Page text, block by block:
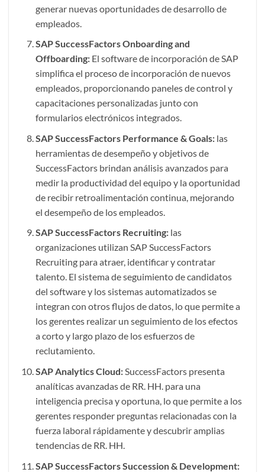
generar nuevas oportunidades de desarrollo de
empleados.
SAP SuccessFactors Onboarding and
Offboarding:El software de incorporación de SAP
simplifica el proceso de incorporación de nuevos
empleados, proporcionando paneles de control y
capacitaciones personalizadas junto con
formularios electrónicos integrados.
SAP SuccessFactors Performance & Goals:las
herramientas de desempeño y objetivos de
SuccessFactors brindan análisis avanzados para
medir la productividad del equipo y la oportunidad
de recibir retroalimentación continua, mejorando
el desempeño de los empleados.
SAP SuccessFactors Recruiting:las
organizaciones utilizan SAP SuccessFactors
Recruiting para atraer, identificar y contratar
talento. El sistema de seguimiento de candidatos
del software y los sistemas automatizados se
integran con otros flujos de datos, lo que permite a
los gerentes realizar un seguimiento de los efectos
a corto y largo plazo de los esfuerzos de
reclutamiento.
SAP Analytics Cloud:SuccessFactors presenta
analíticas avanzadas de RR. HH. para una
inteligencia precisa y oportuna, lo que permite a los
gerentes responder preguntas relacionadas con la
fuerza laboral rápidamente y descubrir amplias
tendencias de RR. HH.
SAP SuccessFactors Succession & Development: